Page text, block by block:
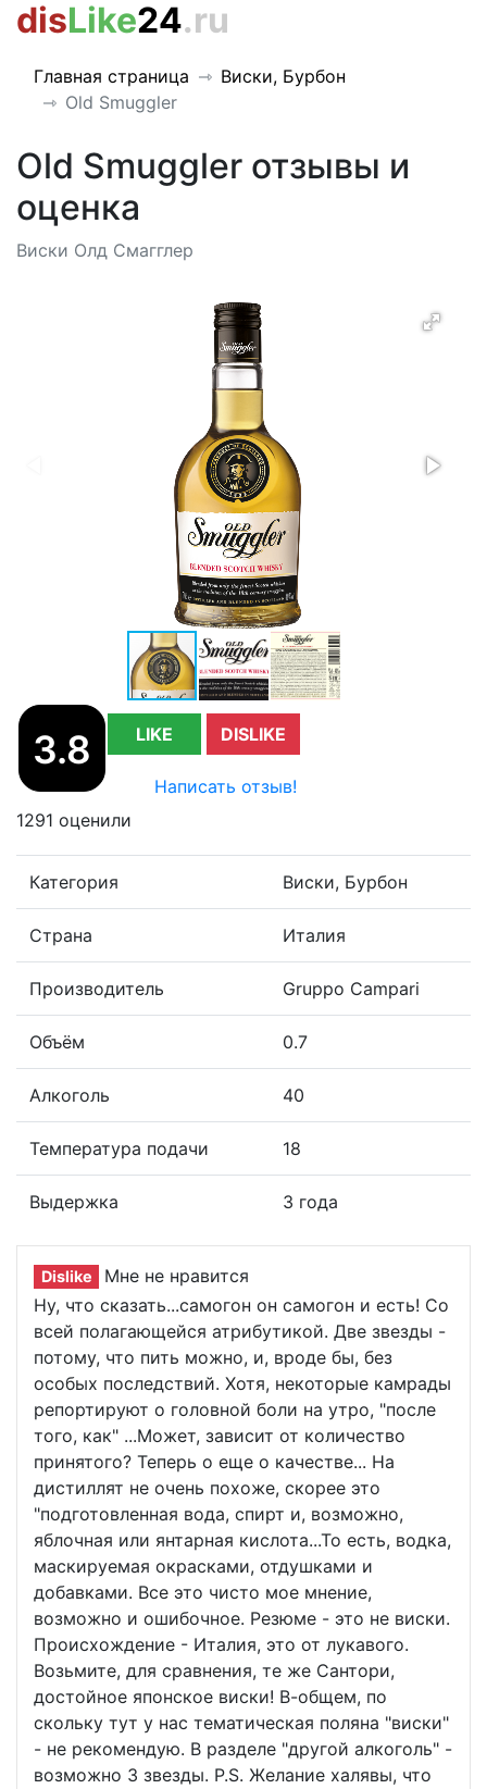
disLike24.ru
Главная страница
Виски, Бурбон
Old Smuggler
Old Smuggler отзывы и
оценка
Виски Олд Смагглер
3.8 LIKE DISLIKE
Написать отзыв!
1291 оценили
Категория Виски, Бурбон
Страна Италия
Производитель Gruppo Campari
Объём 0.7
Алкоголь 40
Температура подачи 18
Выдержка 3 года
Dislike
Мне не нравится
Ну, что сказать...самогон он самогон и есть! Со
всей полагающейся атрибутикой. Две звезды -
потому, что пить можно, и, вроде бы, без
особых последствий. Хотя, некоторые камрады
репортируют о головной боли на утро, "после
того, как" ...Может, зависит от количество
принятого? Теперь о еще о качестве... На
дистиллят не очень похоже, скорее это
"подготовленная вода, спирт и, возможно,
яблочная или янтарная кислота...То есть, водка,
маскируемая окрасками, отдушками и
добавками. Все это чисто мое мнение,
возможно и ошибочное. Резюме - это не виски.
Происхождение - Италия, это от лукавого.
Возьмите, для сравнения, те же Сантори,
достойное японское виски! В-общем, по
скольку тут у нас тематическая поляна "виски"
- не рекомендую. В разделе "другой алкоголь" -
возможно 3 звезды. P.S. Желание халявы, что